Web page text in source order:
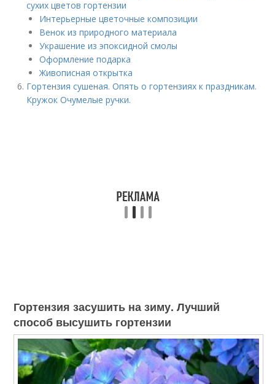
сухих цветов гортензии
Интерьерные цветочные композиции
Венок из природного материала
Украшение из эпоксидной смолы
Оформление подарка
Живописная открытка
Гортензия сушеная. Опять о гортензиях к праздникам.
Кружок Очумелые ручки.
Гортензия засушить на зиму. Лучший
способ высушить гортензии